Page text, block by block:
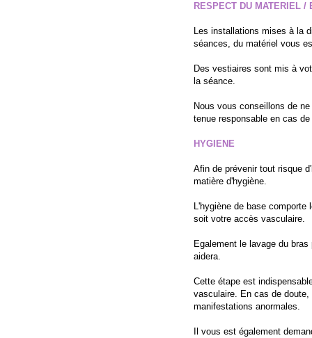
RESPECT DU MATERIEL /
Les installations mises à la
séances, du matériel vous
Des vestiaires sont mis à
la séance.
Nous vous conseillons de
tenue responsable en cas
HYGIENE
Afin de prévenir tout risque
matière d'hygiène.
L'hygiène de base
soit votre accès vasculaire.
Egalement le lavage du
aidera.
Cette étape est
vasculaire. En cas de
manifestations anormales.
Il vous est également